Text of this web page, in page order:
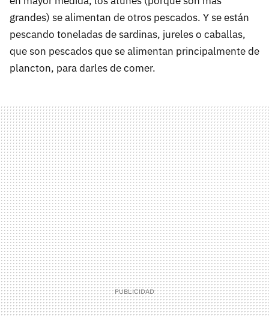
grandes) se alimentan de otros pescados. Y se están
pescando toneladas de sardinas, jureles o caballas,
que son pescados que se alimentan principalmente de
plancton, para darles de comer.